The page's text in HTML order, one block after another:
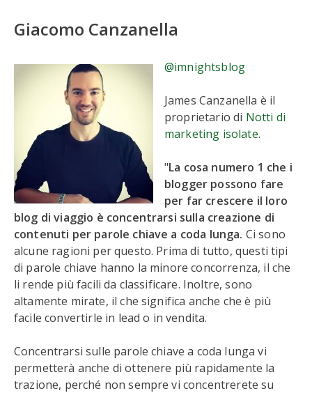
Giacomo Canzanella
@imnightsblog
James Canzanella è il
proprietario di Notti di
marketing isolate.
"La cosa numero 1 che i
blogger possono fare
per far crescere il loro
blog di viaggio è concentrarsi sulla creazione di
contenuti per parole chiave a coda lunga. Ci sono
alcune ragioni per questo. Prima di tutto, questi tipi
di parole chiave hanno la minore concorrenza, il che
li rende più facili da classificare. Inoltre, sono
altamente mirate, il che significa anche che è più
facile convertirle in lead o in vendita.
Concentrarsi sulle parole chiave a coda lunga vi
permetterà anche di ottenere più rapidamente la
trazione, perché non sempre vi concentrerete su